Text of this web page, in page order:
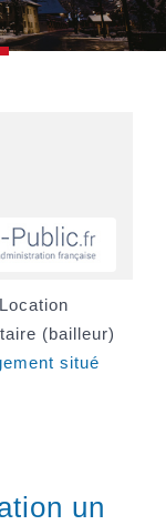
Location
(bailleur)
situé
un